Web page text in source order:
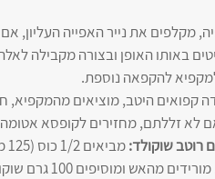
באותו האופן ובצורה מקבילה
להקפאה נוספת.
קפואים היטב, מוציאים מהמקפיא,
לא זללתם, מחזירים לקופסא
רוטב שוקולד:
(במיקרוגל או על